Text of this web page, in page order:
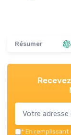
Résumer
* En remplissant